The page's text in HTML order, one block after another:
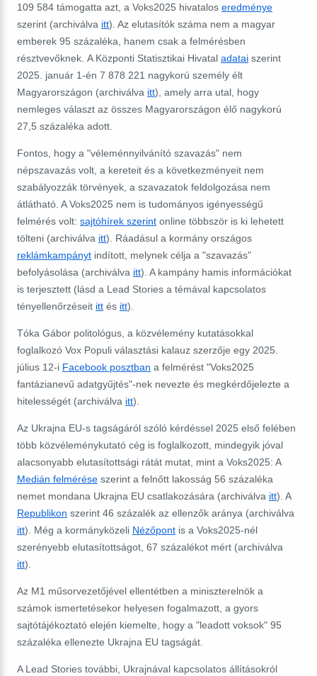
109 584 támogatta azt, a Voks2025 hivatalos eredménye
szerint (archiválva itt). Az elutasítók száma nem a magyar
emberek 95 százaléka, hanem csak a felmérésben
résztvevőknek. A Központi Statisztikai Hivatal adatai szerint
2025. január 1-én 7 878 221 nagykorú személy élt
Magyarországon (archiválva itt), amely arra utal, hogy
nemleges választ az összes Magyarországon élő nagykorú
27,5 százaléka adott.
Fontos, hogy a "véleménnyilvánító szavazás" nem
népszavazás volt, a kereteit és a következményeit nem
szabályozzák törvények, a szavazatok feldolgozása nem
átlátható. A Voks2025 nem is tudományos igényességű
felmérés volt: sajtóhírek szerint online többször is ki lehetett
tölteni (archiválva itt). Ráadásul a kormány országos
reklámkampányt indított, melynek célja a "szavazás"
befolyásolása (archiválva itt). A kampány hamis információkat
is terjesztett (lásd a Lead Stories a témával kapcsolatos
tényellenőrzéseit itt és itt).
Tóka Gábor politológus, a közvélemény kutatásokkal
foglalkozó Vox Populi választási kalauz szerzője egy 2025.
július 12-i Facebook posztban a felmérést "Voks2025
fantázianevű adatgyűjtés"-nek nevezte és megkérdőjelezte a
hitelességét (archiválva itt).
Az Ukrajna EU-s tagságáról szóló kérdéssel 2025 első felében
több közvéleménykutató cég is foglalkozott , mindegyik jóval
alacsonyabb elutasítottsági rátát mutat, mint a Voks2025: A
Medián felmérése szerint a felnőtt lakosság 56 százaléka
nemet mondana Ukrajna EU csatlakozására (archiválva itt). A
Republikon szerint 46 százalék az ellenzők aránya (archiválva
itt). Még a kormányközeli Nézőpont is a Voks2025-nél
szerényebb elutasítottságot, 67 százalékot mért (archiválva
itt).
Az M1 műsorvezetőjével ellentétben a miniszterelnök a
számok ismertetésekor helyesen fogalmazott, a gyors
sajtótájékoztató elején kiemelte, hogy a "leadott voksok" 95
százaléka ellenezte Ukrajna EU tagságát.
A Lead Stories további, Ukrajnával kapcsolatos állításokról